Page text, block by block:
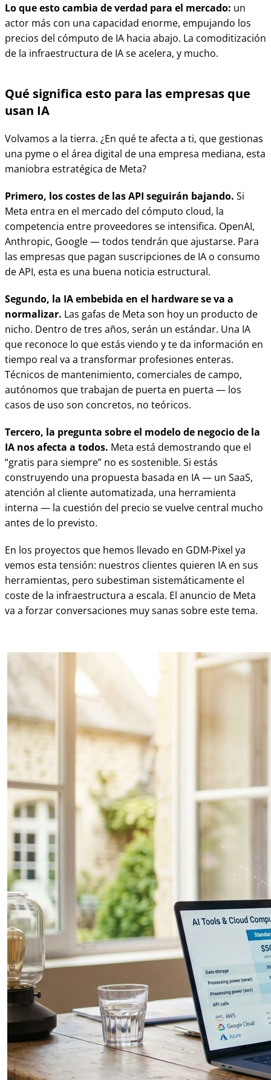
Lo que esto cambia de verdad para el mercado: un
actor más con una capacidad enorme, empujando los
precios del cómputo de IA hacia abajo. La comoditización
de la infraestructura de IA se acelera, y mucho.
Qué significa esto para las empresas que
usan IA
Volvamos a la tierra. ¿En qué te afecta a ti, que gestionas
una pyme o el área digital de una empresa mediana, esta
maniobra estratégica de Meta?
Primero, los costes de las API seguirán bajando. Si
Meta entra en el mercado del cómputo cloud, la
competencia entre proveedores se intensifica. OpenAI,
Anthropic, Google — todos tendrán que ajustarse. Para
las empresas que pagan suscripciones de IA o consumo
de API, esta es una buena noticia estructural.
Segundo, la IA embebida en el hardware se va a
normalizar. Las gafas de Meta son hoy un producto de
nicho. Dentro de tres años, serán un estándar. Una IA
que reconoce lo que estás viendo y te da información en
tiempo real va a transformar profesiones enteras.
Técnicos de mantenimiento, comerciales de campo,
autónomos que trabajan de puerta en puerta — los
casos de uso son concretos, no teóricos.
Tercero, la pregunta sobre el modelo de negocio de la
IA nos afecta a todos. Meta está demostrando que el
“gratis para siempre” no es sostenible. Si estás
construyendo una propuesta basada en IA — un SaaS,
atención al cliente automatizada, una herramienta
interna — la cuestión del precio se vuelve central mucho
antes de lo previsto.
En los proyectos que hemos llevado en GDM-Pixel ya
vemos esta tensión: nuestros clientes quieren IA en sus
herramientas, pero subestiman sistemáticamente el
coste de la infraestructura a escala. El anuncio de Meta
va a forzar conversaciones muy sanas sobre este tema.